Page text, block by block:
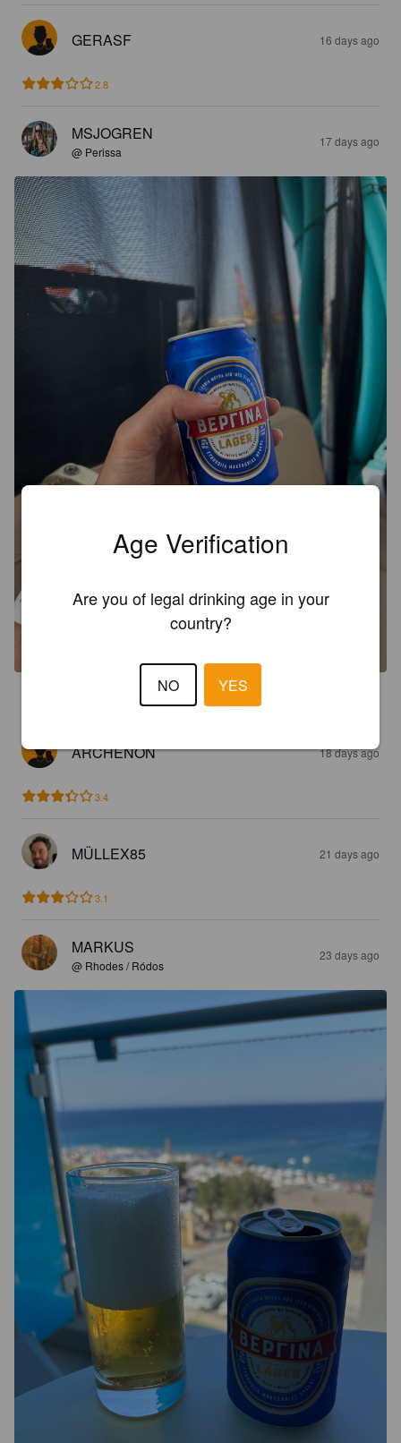
GERASF 16 days ago
2.8
MSJOGREN
@ Perissa
17 days ago
ARCHENON 18 days ago
3.4
MÜLLEX85 21 days ago
3.1
MARKUS
@ Rhodes / Ródos
23 days ago
Age Verification
Are you of legal drinking age in your
country?
NO YES